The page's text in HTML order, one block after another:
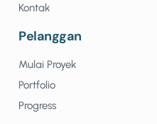
Kontak
Pelanggan
Mulai Proyek
Portfolio
Progress